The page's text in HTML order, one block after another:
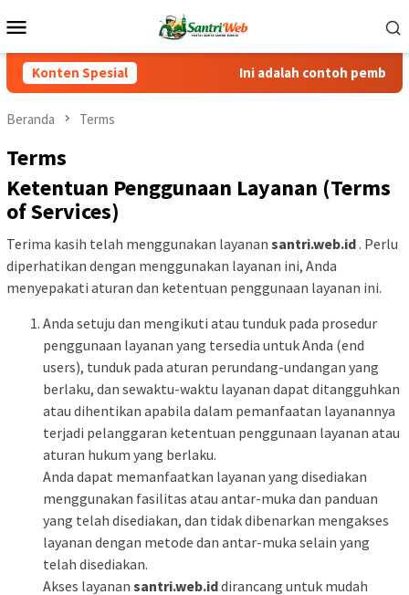
ke
kontenMobile
Konten Spesial Ini adalah contoh
Beranda Terms
Terms
Ketentuan Penggunaan Layanan (Terms
of Services)
Terima kasih telah menggunakan layanan santri.web.id. Perlu
diperhatikan dengan menggunakan layanan ini, Anda
menyepakati aturan dan ketentuan penggunaan layanan ini.
Anda setuju dan mengikuti atau tunduk pada prosedur
penggunaan layanan yang tersedia untuk Anda (end
users), tunduk pada aturan perundang-undangan yang
berlaku, dan sewaktu-waktu layanan dapat ditangguhkan
atau dihentikan apabila dalam pemanfaatan layanannya
terjadi pelanggaran ketentuan penggunaan layanan atau
aturan hukum yang berlaku.
Anda dapat memanfaatkan layanan yang disediakan
menggunakan fasilitas atau antar-muka dan panduan
yang telah disediakan, dan tidak dibenarkan mengakses
layanan dengan metode dan antar-muka selain yang
telah disediakan.
Akses layanan santri.web.iddirancang untuk mudah